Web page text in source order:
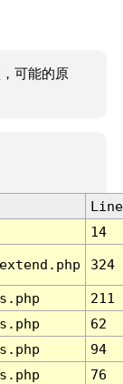
可能的原
Line
14
324
211
62
94
76